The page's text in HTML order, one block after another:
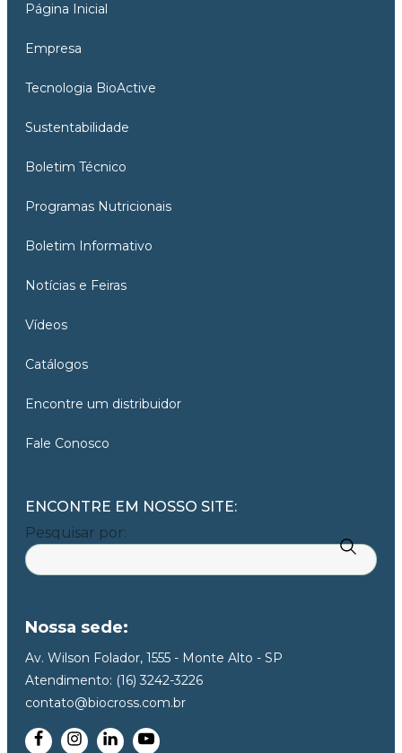
Página Inicial
Empresa
Tecnologia BioActive
Sustentabilidade
Boletim Técnico
Programas Nutricionais
Boletim Informativo
Notícias e Feiras
Vídeos
Catálogos
Encontre um distribuidor
Fale Conosco
ENCONTRE EM NOSSO SITE:
Pesquisar por:
Nossa sede:
Av. Wilson Folador, 1555 - Monte Alto - SP
Atendimento: (16) 3242-3226
contato@biocross.com.br